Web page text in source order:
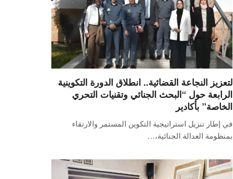
لتعزيز النجاعة القضائية.. انطلاق الدورة التكوينية
الرابعة حول “البحث الجنائي وتقنيات التحري
الخاصة” بأكادير
في إطار تنزيل استراتيجية التكوين المستمر والارتقاء
بمنظومة العدالة الجنائية،…